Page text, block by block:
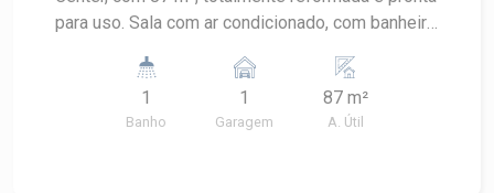
para uso. Sala com ar condicionado, com banheiro
praticidade para o seu negócio. Uma excelente
oportunidade para instalar sua empresa ou
investir em um imóvel comercial de qualidade.
1
Banho
1
Garagem
87 m²
A. Útil